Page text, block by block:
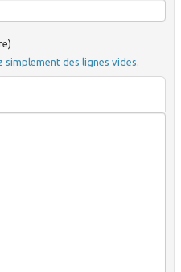
des lignes vides.